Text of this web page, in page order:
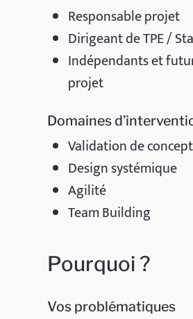
Responsable projet
Dirigeant de TPE /
Indépendants et
projet
Domaines
Validation de concept
Design systémique
Agilité
Team Building
Pourquoi ?
Vos problématiques